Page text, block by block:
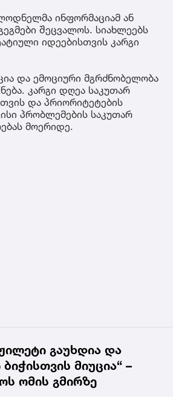
ინფორმაციამ ან
შეცვალოს. სიახლეებს
იდეებისთვის კარგი
და ემოციური მგრძნობელობა
კარგი დღეა საკუთარ
და პრიორიტეტების
პრობლემების საკუთარ
მოერიდე.
გაუხდია და
მიუცია“ –
ომის გმირზე